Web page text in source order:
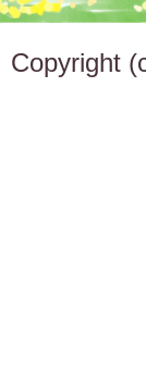
Copyright